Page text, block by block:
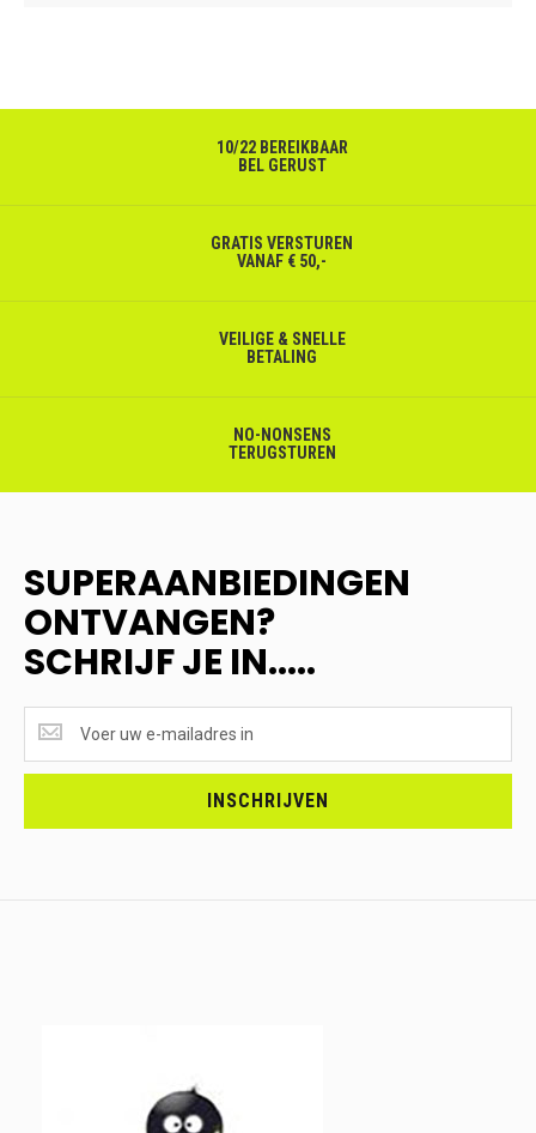
10/22 BEREIKBAAR
BEL GERUST
GRATIS VERSTUREN
VANAF € 50,-
VEILIGE & SNELLE
BETALING
NO-NONSENS
TERUGSTUREN
SUPERAANBIEDINGEN
ONTVANGEN?
SCHRIJF JE IN.....
ONTVANGEN?
<br>SCHRIJF
INSCHRIJVEN